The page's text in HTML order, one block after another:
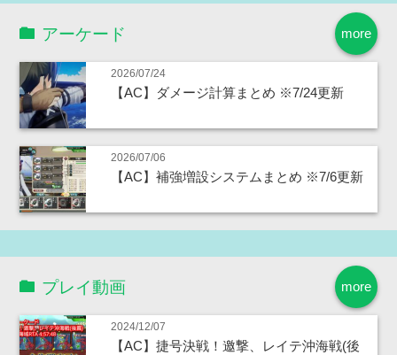
more
アーケード
2026/07/24
【AC】ダメージ計算まとめ ※7/24更新
2026/07/06
【AC】補強増設システムまとめ ※7/6更新
more
プレイ動画
2024/12/07
【AC】捷号決戦！邀撃、レイテ沖海戦(後